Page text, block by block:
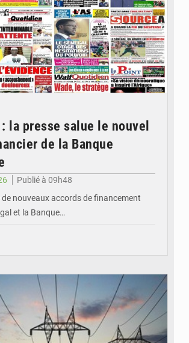
la presse salue le nouvel
de la Banque
Publié à 09h48
nouveaux accords de financement
et la Banque…